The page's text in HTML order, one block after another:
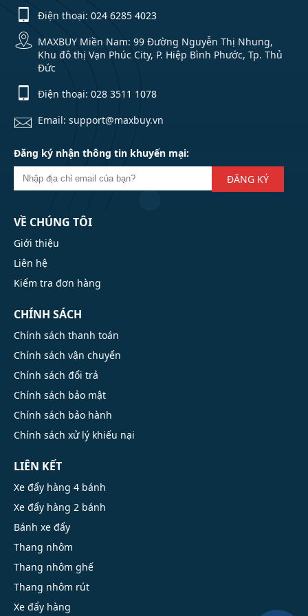
Điện thoại: 024 6285 4023
MAXBUY Miền Nam: 99 Đường Nguyễn Thị Nhung,
Khu đô thị Vạn Phúc City, P. Hiệp Bình Phước, Tp. Thủ
Đức
Điện thoại: 028 3511 1078
Email: support@maxbuy.vn
Đăng ký nhận thông tin khuyến mại:
ĐĂNG KÝ
VỀ CHÚNG TÔI
Giới thiệu
Liên hệ
Kiểm tra đơn hàng
CHÍNH SÁCH
Chính sách thanh toán
Chính sách vận chuyển
Chính sách đổi trả
Chính sách bảo mật
Chính sách bảo hành
Chính sách xử lý khiếu nại
LIÊN KẾT
Xe đẩy hàng 4 bánh
Xe đẩy hàng 2 bánh
Bánh xe đẩy
Thang nhôm
Thang nhôm ghế
Thang nhôm rút
Xe đẩy hàng